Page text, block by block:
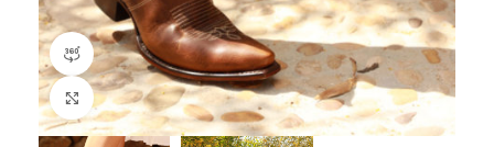
360 product view
Click to enlarge